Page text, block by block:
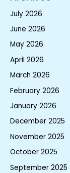
July 2026
June 2026
May 2026
April 2026
March 2026
February 2026
January 2026
December 2025
November 2025
October 2025
September 2025